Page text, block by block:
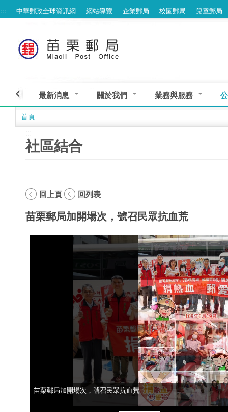
跳到主要內容區塊
::: 中華郵政全球資訊網 網站導覽 企業郵局 校園郵局 兒童郵局
最新消息 關於我們 業務與服務
首頁
社區結合
回上頁 回列表
苗栗郵局加開場次，號召民眾抗血荒
苗栗郵局加開場次，號召民眾抗血荒
苗栗郵局加開場次，號召民眾抗血荒